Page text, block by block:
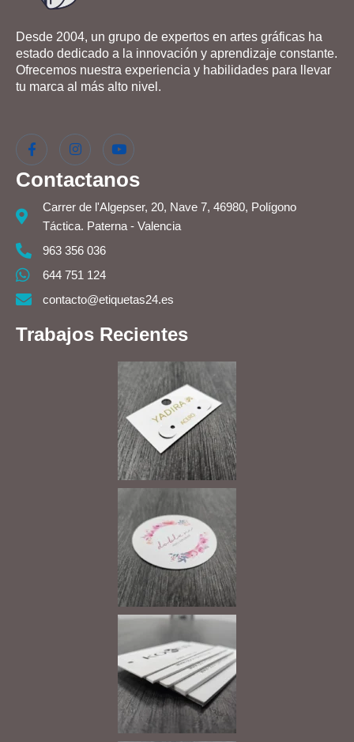
Desde 2004, un grupo de expertos en artes gráficas ha
estado dedicado a la innovación y aprendizaje constante.
Ofrecemos nuestra experiencia y habilidades para llevar
tu marca al más alto nivel.
Contactanos
Carrer de l'Algepser, 20, Nave 7, 46980, Polígono
Táctica. Paterna - Valencia
963 356 036
644 751 124
contacto@etiquetas24.es
Trabajos Recientes